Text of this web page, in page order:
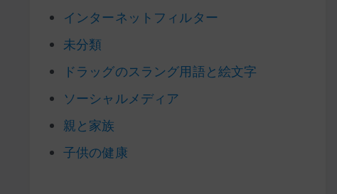
インターネットフィルター
未分類
ドラッグのスラング用語と絵文字
ソーシャルメディア
親と家族
子供の健康